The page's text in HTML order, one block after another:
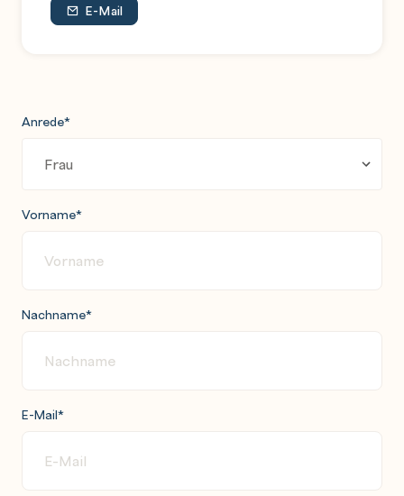
E-Mail
Anrede*
Vorname*
Nachname*
E-Mail*